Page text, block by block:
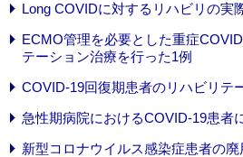
Long COVIDに対するリハビリの実
ECMO管理を必要とした重症
テーション治療を行った1例
COVID-19回復期患者のリハビリテ
急性期病院におけるCOVID-19患者
新型コロナウイルス感染症患者の